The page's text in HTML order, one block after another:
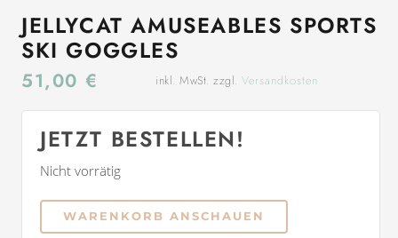
JELLYCAT AMUSEABLES SPORTS
SKI GOGGLES
51,00 € inkl. MwSt. zzgl.Versandkosten
JETZT BESTELLEN!
Nicht vorrätig
WARENKORB ANSCHAUEN